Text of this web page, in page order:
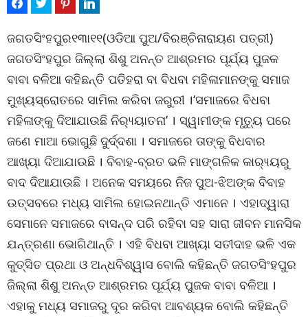
ଜଗତସିଂହପୁର୧୩ା୧୧(ଓଡିଆ ପୁଅ/ବିରଞ୍ଚିନାରାୟଣ ପତ୍ରୀ)
ଜଗତସିଂହପୁର ଜିଲ୍ଲା ଶିଶୁ ଅନନ୍ତ ଆଶ୍ରମର ପୂର୍ଯ୍ୟ ପୁଜକ
ବାବା ବଳିଆ କହିଛନ୍ତି ପତିହରା ବା ବିଧବା ମହିଳାମାନଙ୍କୁ ସମାଜ
ମୁଖ୍ୟସ୍ରୋତରେ ସାମିଲ କରିବା ଜରୁରୀ ।‘ସମାଜରେ ବିଧବା
ମହିଳାଙ୍କୁ ଦିଆଯାଉଛି ନିର‌୍ୟ୍ୟାତନା’ । ସ୍ୱାମୀଙ୍କ ମୃତ୍ୟୁ ପରେ
ଜଣେ ମାଆ ଭୋଗୁଛି ଦୁର୍ଦ୍ଦଶା । ସମାଜରେ ତାଙ୍କୁ ବିଧବାର
ଆଖ୍ୟା ଦିଆଯାଉଛି । ବିବାହ-ବ୍ରତ ଭଳି ମାଙ୍ଗଳିକ କାର‌୍ୟ୍ୟରୁ
ବାଦ ଦିଆଯାଉଛି । ଅନେକ ସମୟରେ ନିଜ ପୁଅ-ଝିଅଙ୍କ ବିବାହ
ଉତ୍ସବରେ ମଧ୍ୟ ସାମିଲ ହୋଇନଥାନ୍ତି ଏମାନେ । ଏହାଦ୍ୱାରା
ସେମାନେ ସମାଜରେ ବାସନ୍ଦ ପରି ରହିବା ସହ ସାରା ଜୀବନ ମାନସିକ
ଯନ୍ତ୍ରଣା ଭୋଗିଥାନ୍ତି । ଏହି ବିଧବା ଆଖ୍ୟା ସତୀଦାହ ଭଳି ଏକ
କୁତ୍ସିତ ପ୍ରଥା ଓ ଅନ୍ଧବିଶ୍ୱାସ ବୋଲି କହିଛନ୍ତି ଜଗତସିଂହପୁର
ଜିଲ୍ଲା ଶିଶୁ ଅନନ୍ତ ଆଶ୍ରମର ପୂର୍ଯ୍ୟ ପୁଜକ ବାବା ବଳିଆ ।
ଏହାକୁ ମଧ୍ୟ ସମାଜରୁ ଦୂର କରିବା ଆବଶ୍ୟକ ବୋଲି କହିଛନ୍ତି